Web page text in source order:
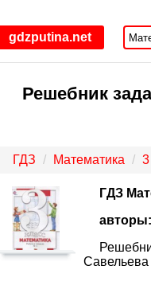
gdzputina.net
Решебник
ГДЗ Математика 3
ГДЗ
авторы: